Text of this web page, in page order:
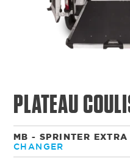
PLATEAU
MB - SPRINTER
CHANGER